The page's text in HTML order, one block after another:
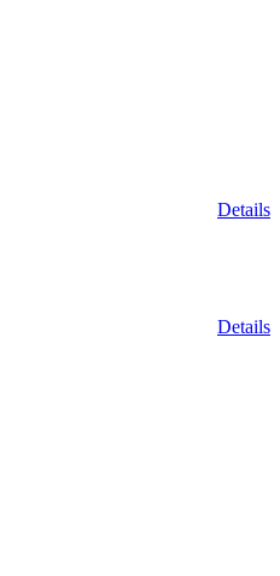
Details
Details